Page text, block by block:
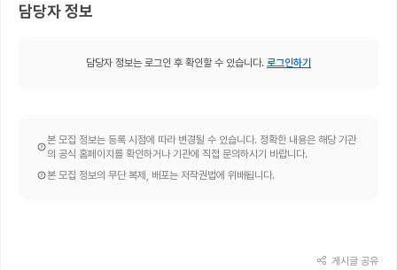
담당자 정보
담당자 정보는 로그인 후 확인할 수 있습니다. 로그인하기
본 모집 정보는 등록 시점에 따라 변경될 수 있습니다. 정확한 내용은 해당 기관
의 공식 홈페이지를 확인하거나 기관에 직접 문의하시기 바랍니다.
본 모집 정보의 무단 복제, 배포는 저작권법에 위배됩니다.
게시글 공유